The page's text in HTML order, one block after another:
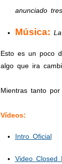
anunciado
Música:
Esto es un poco
algo que ira
Mientras tanto
Vídeos:
Intro Oficial
Video Closed